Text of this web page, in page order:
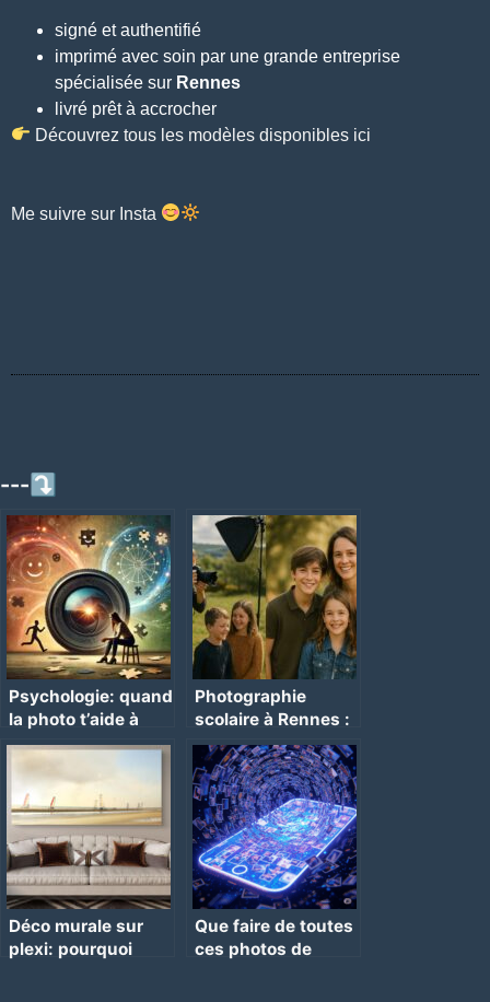
signé et authentifié
imprimé avec soin par une grande entreprise
spécialisée sur Rennes
livré prêt à accrocher
Découvrez tous les modèles disponibles ici
Me suivre sur Insta
---⤵
Psychologie: quand
la photo t’aide à
guérir
Photographie
scolaire à Rennes :
simple, humaine et
efficace
Déco murale sur
plexi: pourquoi
Que faire de toutes
ces photos de